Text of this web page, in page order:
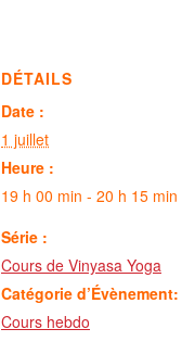
DÉTAILS
Date :
1 juillet
Heure :
19 h 00 min - 20 h 15 min
Série :
Cours de Vinyasa Yoga
Catégorie d’Évènement:
Cours hebdo